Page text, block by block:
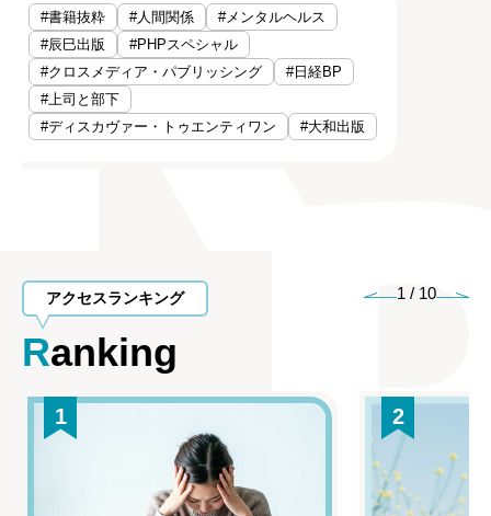
#書籍抜粋 #人間関係
#メンタルヘルス
#辰巳出版
#PHPスペシャル
#クロスメディア・パブリッシング
#日経BP
#上司と部下
#ディスカヴァー・トゥエンティワン
#大和出版
アクセスランキング
Ranking
1 / 10
1 2